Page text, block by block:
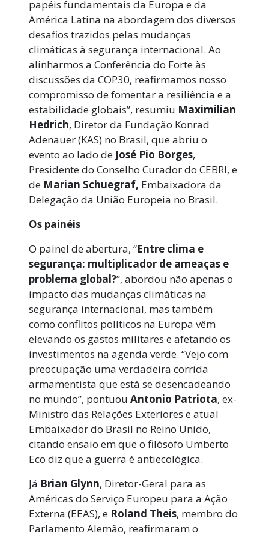
papéis fundamentais da Europa e da
América Latina na abordagem dos diversos
desafios trazidos pelas mudanças
climáticas à segurança internacional. Ao
alinharmos a Conferência do Forte às
discussões da COP30, reafirmamos nosso
compromisso de fomentar a resiliência e a
estabilidade globais”, resumiu Maximilian
Hedrich, Diretor da Fundação Konrad
Adenauer (KAS) no Brasil, que abriu o
evento ao lado de José Pio Borges,
Presidente do Conselho Curador do CEBRI, e
de Marian Schuegraf, Embaixadora da
Delegação da União Europeia no Brasil.
Os painéis
O painel de abertura, “Entre clima e
segurança: multiplicador de ameaças e
problema global?”, abordou não apenas o
impacto das mudanças climáticas na
segurança internacional, mas também
como conflitos políticos na Europa vêm
elevando os gastos militares e afetando os
investimentos na agenda verde. “Vejo com
preocupação uma verdadeira corrida
armamentista que está se desencadeando
no mundo”, pontuou Antonio Patriota, ex-
Ministro das Relações Exteriores e atual
Embaixador do Brasil no Reino Unido,
citando ensaio em que o filósofo Umberto
Eco diz que a guerra é antiecológica.
Já Brian Glynn, Diretor-Geral para as
Américas do Serviço Europeu para a Ação
Externa (EEAS), e Roland Theis, membro do
Parlamento Alemão, reafirmaram o